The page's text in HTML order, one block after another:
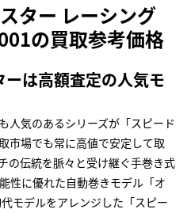
ター レーシング
の買取参考価格
は高額査定の人気モ
人気のあるシリーズが「スピード
市場でも常に高値で安定して取
の伝統を脈々と受け継ぐ手巻き式
性に優れた自動巻きモデル「オ
モデルをアレンジした「スピー